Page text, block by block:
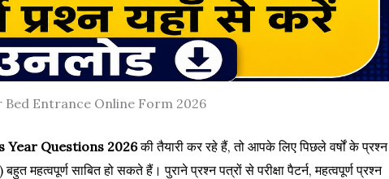
Bed Entrance Online Form 2026
Year Questions 2026की तैयारी कर रहे हैं, तो आपके लिए पिछले वर्षों के प्रश्न
साबित हो सकते हैं। पुराने प्रश्न पत्रों से परीक्षा पैटर्न, महत्वपूर्ण प्रश्न